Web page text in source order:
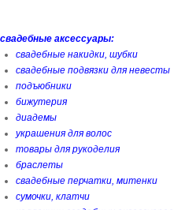
свадебные аксессуары:
свадебные накидки, шубки
свадебные подвязки для невесты
подъюбники
бижутерия
диадемы
украшения для волос
товары для рукоделия
браслеты
свадебные перчатки, митенки
сумочки, клатчи